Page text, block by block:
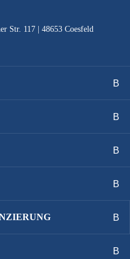
lim
Str. 117 | 48653 Coesfeld